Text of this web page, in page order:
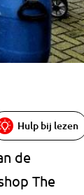
Hulp bij lezen
de
The